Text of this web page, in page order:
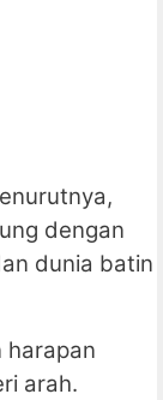
dengan
dunia batin
harapan
arah.